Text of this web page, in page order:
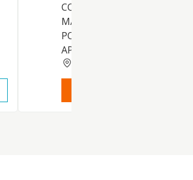
COMERCIALIZACION, VENTA,
MANTENIMIENTO Y
POSTVENTA DE EQUIPOS,
APARATOS Y C